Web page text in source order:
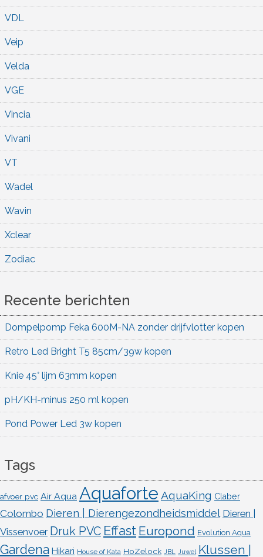
VDL
Veip
Velda
VGE
Vincia
Vivani
VT
Wadel
Wavin
Xclear
Zodiac
Recente berichten
Dompelpomp Feka 600M-NA zonder drijfvlotter kopen
Retro Led Bright T5 85cm/39w kopen
Knie 45° lijm 63mm kopen
pH/KH-minus 250 ml kopen
Pond Power Led 3w kopen
Tags
afvoer pvc Air Aqua Aquaforte AquaKing Claber
Colombo Dieren | Dierengezondheidsmiddel Dieren |
Vissenvoer Druk PVC Effast Europond Evolution Aqua
Gardena Hikari House of Kata HoZelock JBL Juwel Klussen |